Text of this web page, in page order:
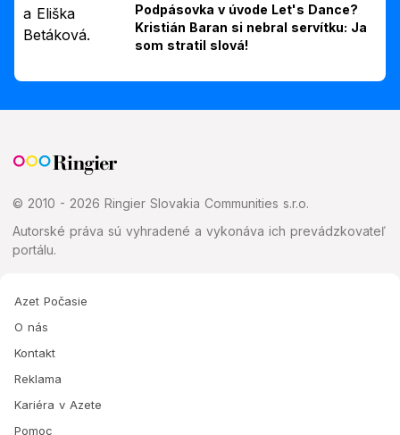
Podpásovka v úvode Let's Dance?
Kristián Baran si nebral servítku: Ja
som stratil slová!
© 2010 - 2026 Ringier Slovakia Communities s.r.o.
Autorské práva sú vyhradené a vykonáva ich prevádzkovateľ
portálu.
Azet Počasie
O nás
Kontakt
Reklama
Kariéra v Azete
Pomoc